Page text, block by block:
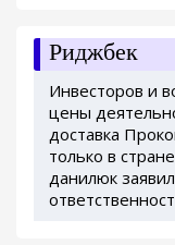
Риджбек
Инвесторов и
цены
доставка
только в
данилюк